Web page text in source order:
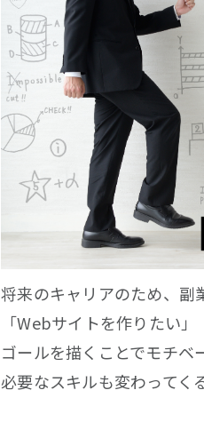
将来のキャリアのため、副
「Webサイトを作りたい
ゴールを描くことでモチベ
必要なスキルも変わってく